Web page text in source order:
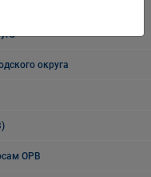
и религиозных
округа
ОРВ